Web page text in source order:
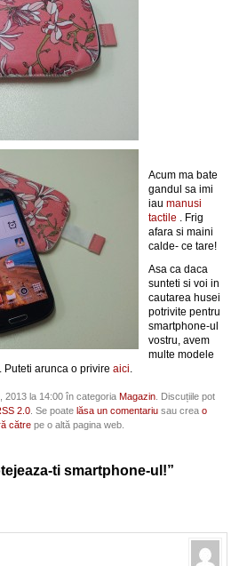
Acum ma bate
gandul sa imi
iaumanusi
tactile . Frig
afara si maini
calde- ce tare!
Asa ca daca
sunteti si voi in
cautarea husei
potrivite pentru
smartphone-ul
vostru, avem
multe modele
Puteti arunca o privireaici.
2013 la 14:00 în categoriaMagazin . Discuțiile pot
2.0 . Se poatelăsa un comentariu sau creao
către pe o altă pagina web.
ti smartphone-ul!”